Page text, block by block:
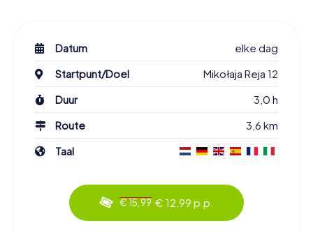
Datum
elke dag
Startpunt/Doel
Mikołaja Reja 12
Duur
3,0 h
Route
3,6 km
Taal
€ 15,99 € 12,99 p.p.